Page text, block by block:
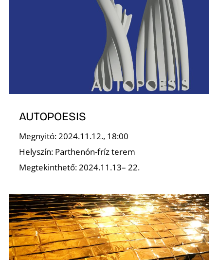
AUTOPOESIS
Megnyitó: 2024.11.12., 18:00
Helyszín: Parthenón-fríz terem
Megtekinthető: 2024.11.13– 22.